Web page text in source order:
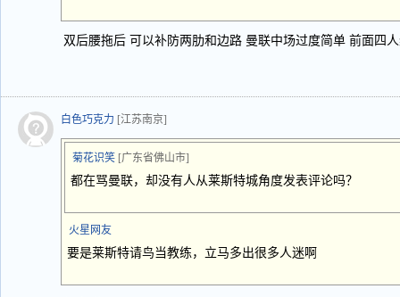
双后腰拖后 可以补防两肋和边路 曼联中场过度简单 前面四
白色巧克力 [江苏南京]
菊花识笑 [广东省佛山市]
都在骂曼联，却没有人从莱斯特城角度发表评论吗？
火星网友
要是莱斯特请鸟当教练，立马多出很多人迷啊